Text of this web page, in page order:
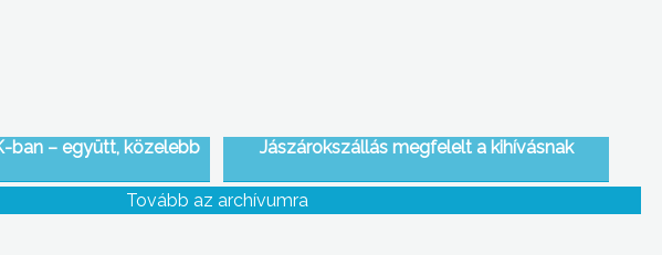
ban – együtt, közelebb Jászárokszállás megfelelt a kihívásnak
Tovább az archívumra